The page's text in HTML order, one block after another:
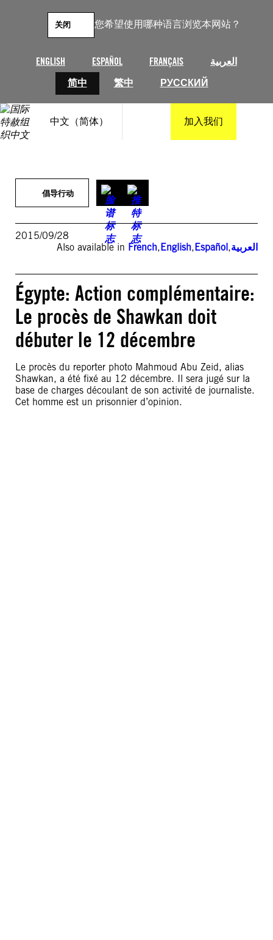
您希望使用哪种语言浏览本网站？
ENGLISH ESPAÑOL FRANÇAIS
العربية
简中
繁中 РУССКИЙ
关闭
中文（简体） 加入我们
倡导行动
2015/09/28
Also available in French,English,Español,العربية
Égypte: Action complémentaire:
Le procès de Shawkan doit
débuter le 12 décembre
Le procès du reporter photo Mahmoud Abu Zeid, alias
Shawkan, a été fixé au 12 décembre. Il sera jugé sur la
base de charges découlant de son activité de journaliste.
Cet homme est un prisonnier d’opinion.